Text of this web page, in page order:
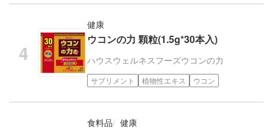
健康
ウコンの力 顆粒(1.5g*30本入)
ハウスウェルネスフーズウコンの力
サプリメント 植物性エキス ウコン
食料品 健康